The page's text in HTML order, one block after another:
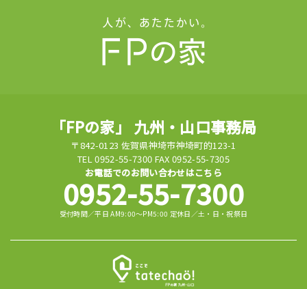
「FPの家」 九州・山口事務局
〒842-0123 佐賀県神埼市神埼町的123-1
TEL 0952-55-7300 FAX 0952-55-7305
お電話でのお問い合わせはこちら
0952-55-7300
受付時間／平日 AM9:00～PM5:00 定休日／土・日・祝祭日